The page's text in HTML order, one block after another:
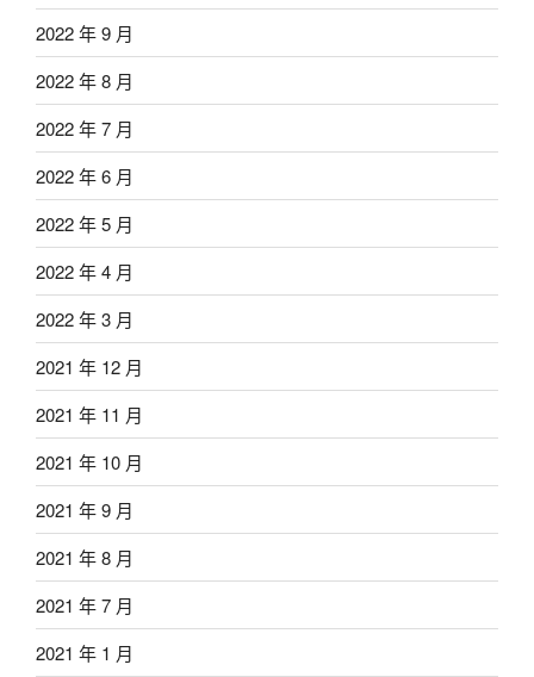
2022 年 9 月
2022 年 8 月
2022 年 7 月
2022 年 6 月
2022 年 5 月
2022 年 4 月
2022 年 3 月
2021 年 12 月
2021 年 11 月
2021 年 10 月
2021 年 9 月
2021 年 8 月
2021 年 7 月
2021 年 1 月